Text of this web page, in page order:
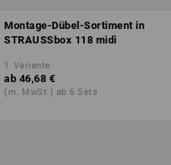
Montage-Dübel-Sortiment in
STRAUSSbox 118 midi
1 Variante
ab 46,68 €
(m. MwSt.) ab 6 Sets